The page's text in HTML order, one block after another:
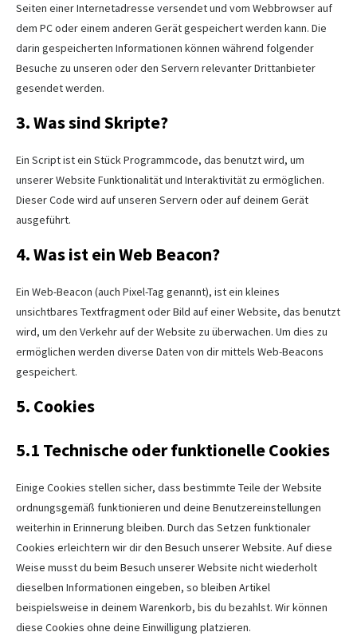
Seiten einer Internetadresse versendet und vom Webbrowser auf
dem PC oder einem anderen Gerät gespeichert werden kann. Die
darin gespeicherten Informationen können während folgender
Besuche zu unseren oder den Servern relevanter Drittanbieter
gesendet werden.
3. Was sind Skripte?
Ein Script ist ein Stück Programmcode, das benutzt wird, um
unserer Website Funktionalität und Interaktivität zu ermöglichen.
Dieser Code wird auf unseren Servern oder auf deinem Gerät
ausgeführt.
4. Was ist ein Web Beacon?
Ein Web-Beacon (auch Pixel-Tag genannt), ist ein kleines
unsichtbares Textfragment oder Bild auf einer Website, das benutzt
wird, um den Verkehr auf der Website zu überwachen. Um dies zu
ermöglichen werden diverse Daten von dir mittels Web-Beacons
gespeichert.
5. Cookies
5.1 Technische oder funktionelle Cookies
Einige Cookies stellen sicher, dass bestimmte Teile der Website
ordnungsgemäß funktionieren und deine Benutzereinstellungen
weiterhin in Erinnerung bleiben. Durch das Setzen funktionaler
Cookies erleichtern wir dir den Besuch unserer Website. Auf diese
Weise musst du beim Besuch unserer Website nicht wiederholt
dieselben Informationen eingeben, so bleiben Artikel
beispielsweise in deinem Warenkorb, bis du bezahlst. Wir können
diese Cookies ohne deine Einwilligung platzieren.